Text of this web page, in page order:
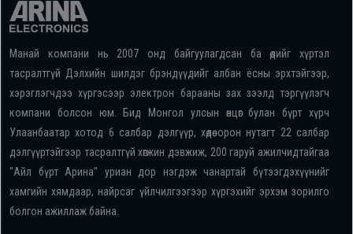
Манай компани нь 2007 онд байгуулагдсан ба өдийг хүртэл
тасралтгүй Дэлхийн шилдэг брэндүүдийг албан ёсны эрхтэйгээр,
хэрэглэгчдээ хүргэсээр электрон барааны зах зээлд тэргүүлэгч
компани болсон юм. Бид Монгол улсын өнцөг булан бүрт хүрч
Улаанбаатар хотод 6 салбар дэлгүүр, хөдөө орон нутагт 22 салбар
дэлгүүртэйгээр тасралтгүй хөгжин дэвжиж, 200 гаруй ажилчидтайгаа
"Айл бүрт Арина" уриан дор нэгдэж чанартай бүтээгдэхүүнийг
хамгийн хямдаар, найрсаг үйлчилгээгээр хүргэхийг эрхэм зорилго
болгон ажиллаж байна.